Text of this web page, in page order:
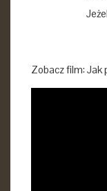
Zobacz film: Jak